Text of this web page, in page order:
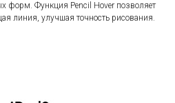
форм. Функция Pencil Hover позволяет
линия, улучшая точность рисования.